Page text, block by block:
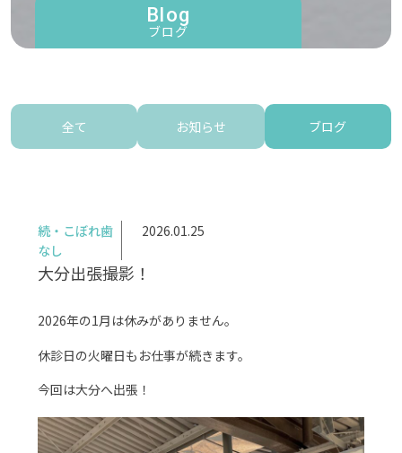
Blog
ブログ
全て お知らせ ブログ
続・こぼれ歯
なし
2026.01.25
大分出張撮影！
2026年の1月は休みがありません。
休診日の火曜日もお仕事が続きます。
今回は大分へ出張！